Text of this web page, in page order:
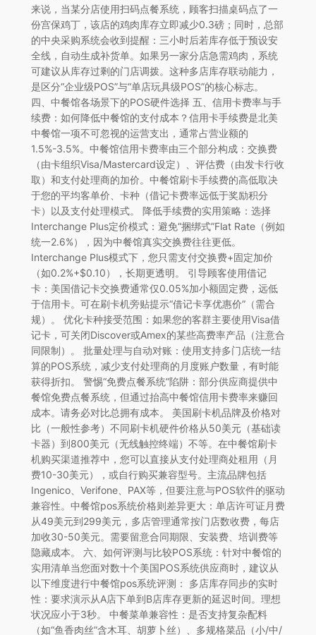
来说，当某分店使用扫码点餐系统，顾客扫描桌码点了一
份宫保鸡丁，该店的鸡肉库存立即减少0.3磅；同时，总部
的中央采购系统会收到提醒：三小时后若库存低于预设安
全线，自动生成补货单。如果另一家分店急需鸡肉，系统
可建议从库存过剩的门店调拨。这种多店库存联动能力，
是区分“企业级POS”与“单店玩具级POS”的核心标志。
四、中餐馆各场景下的POS硬件选择 五、信用卡费率与手
续费：如何降低中餐馆的支付成本？信用卡手续费是北美
中餐馆一项不可忽视的运营支出，通常占营业额的
1.5%-3.5%。中餐馆信用卡费率由三个部分构成：交换费
（由卡组织Visa/Mastercard设定）、评估费（由发卡行收
取）和支付处理商的加价。中餐馆刷卡手续费的高低取决
于您的平均客单价、卡种（借记卡费率远低于奖励积分
卡）以及支付处理模式。 降低手续费的实用策略：选择
Interchange Plus定价模式：避免“捆绑式”Flat Rate（例如
统一2.6%），因为中餐馆真实交换费往往更低。
Interchange Plus模式下，您只需支付交换费+固定加价
（如0.2%+$0.10），长期更透明。 引导顾客使用借记
卡：美国借记卡交换费通常仅0.05%加小额固定费，远低
于信用卡。可在刷卡机旁贴提示“借记卡享优惠价”（需合
规）。 优化卡种接受范围：如果您的客群主要使用Visa借
记卡，可关闭Discover或Amex的某些高费率产品（注意合
同限制）。 批量处理与自动对账：使用支持多门店统一结
算的POS系统，减少支付处理商的月度账户数量，有时能
获得折扣。 警惕“免费点餐系统”陷阱：部分供应商提供中
餐馆免费点餐系统，但通过抬高中餐馆信用卡费率来赚回
成本。请务必对比总拥有成本。 美国刷卡机品牌及价格对
比（一般性参考）不同刷卡机硬件价格从50美元（基础读
卡器）到800美元（无线触控终端）不等。在中餐馆刷卡
机购买渠道推荐中，您可以直接从支付处理商处租用（月
费10-30美元），或自行购买兼容型号。主流品牌包括
Ingenico、Verifone、PAX等，但要注意与POS软件的驱动
兼容性。中餐馆pos系统价格则差异更大：单店许可证月费
从49美元到299美元，多店管理通常按门店数收费，每店
加收30-50美元。需要留意合同期限、安装费、培训费等
隐藏成本。 六、如何评测与比较POS系统：针对中餐馆的
实用清单当您面对数十个美国POS系统供应商时，建议从
以下维度进行中餐馆pos系统评测： 多店库存同步的实时
性：要求演示从A店下单到B店库存更新的延迟时间。理想
状况应小于3秒。 中餐菜单兼容性：是否支持复杂配料
（如“鱼香肉丝”含木耳、胡萝卜丝）、多规格菜品（小/中/